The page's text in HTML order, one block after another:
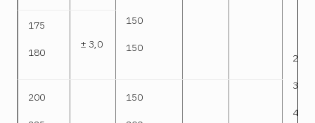
150
150
2000
3000
4000
175
180
± 3,0
200 150